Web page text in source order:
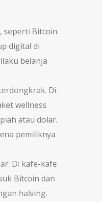
seperti Bitcoin.
digital di
belanja
Di
wellness
atau dolar.
pemiliknya
Di kafe-kafe
Bitcoin dan
halving.